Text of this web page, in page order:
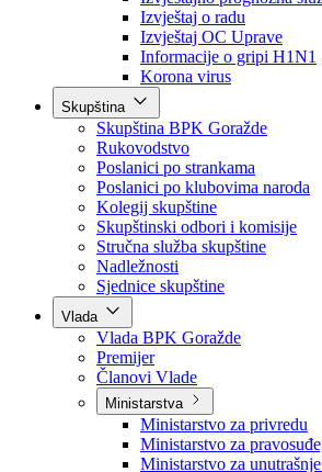
Obavještenja i izvještaji
Obavještenja Vlade
Izvještajno prognozna
Izvještaj o radu
Izvještaj OC Uprave
Informacije o gripi H1N1
Korona virus
Skupština
Skupština BPK Goražde
Rukovodstvo
Poslanici po strankama
Poslanici po klubovima naroda
Kolegij skupštine
Skupštinski odbori i komisije
Stručna služba skupštine
Nadležnosti
Sjednice skupštine
Vlada
Vlada BPK Goražde
Premijer
Članovi Vlade
Ministarstva